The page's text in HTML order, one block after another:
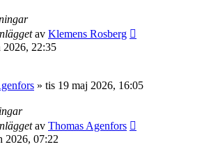
av Klemens Rosberg
2026, 22:35
» tis 19 maj 2026, 16:05
av Thomas Agenfors
2026, 07:22